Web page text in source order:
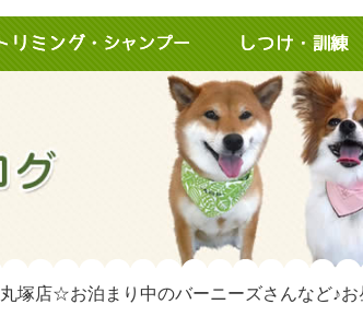
丸塚店☆お泊まり中のバーニーズさんなど♪